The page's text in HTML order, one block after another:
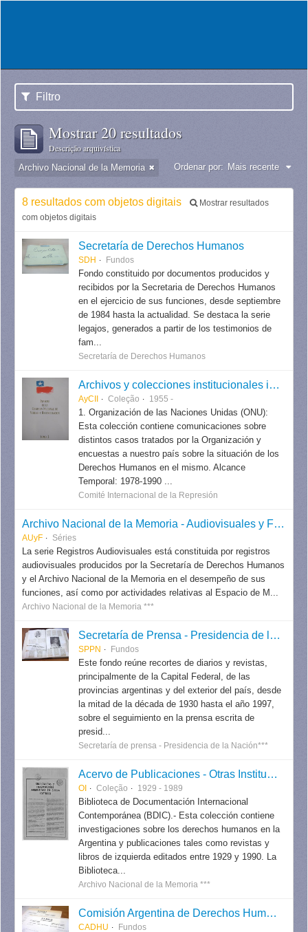
Filtro
Mostrar 20 resultados
Descrição arquivística
Archivo Nacional de la Memoria Ordenar por: Mais recente
8 resultados com objetos digitais
Mostrar resultados
com objetos digitais
Secretaría de Derechos Humanos
SDH Fundos
Fondo constituido por documentos producidos y
recibidos por la Secretaria de Derechos Humanos
en el ejercicio de sus funciones, desde septiembre
de 1984 hasta la actualidad. Se destaca la serie
legajos, generados a partir de los testimonios de
fam...
Secretaría de Derechos Humanos
Archivos y colecciones institucionales internacionales
AyCII Coleção 1955 -
1. Organización de las Naciones Unidas (ONU):
Esta colección contiene comunicaciones sobre
distintos casos tratados por la Organización y
encuestas a nuestro país sobre la situación de los
Derechos Humanos en el mismo. Alcance
Temporal: 1978-1990 ...
Comité Internacional de la Represión
Archivo Nacional de la Memoria - Audiovisuales y Fotografías
AUyF Séries
La serie Registros Audiovisuales está constituida por registros
audiovisuales producidos por la Secretaría de Derechos Humanos
y el Archivo Nacional de la Memoria en el desempeño de sus
funciones, así como por actividades relativas al Espacio de M...
Archivo Nacional de la Memoria ***
Secretaría de Prensa - Presidencia de la Nación
SPPN Fundos
Este fondo reúne recortes de diarios y revistas,
principalmente de la Capital Federal, de las
provincias argentinas y del exterior del país, desde
la mitad de la década de 1930 hasta el año 1997,
sobre el seguimiento en la prensa escrita de
presid...
Secretaría de prensa - Presidencia de la Nación***
Acervo de Publicaciones - Otras Instituciones
OI Coleção 1929 - 1989
Biblioteca de Documentación Internacional
Contemporánea (BDIC).- Esta colección contiene
investigaciones sobre los derechos humanos en la
Argentina y publicaciones tales como revistas y
libros de izquierda editados entre 1929 y 1990. La
Biblioteca...
Archivo Nacional de la Memoria ***
Comisión Argentina de Derechos Humanos (CADHU)
CADHU Fundos